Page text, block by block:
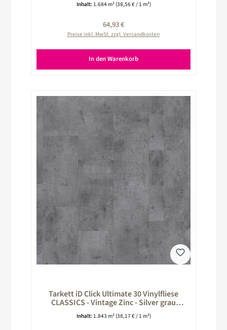
Inhalt: 1.684 m² (38,56 € / 1 m²)
Regulärer Preis:
64,93 €
Preise inkl. MwSt. zzgl. Versandkosten
In den Warenkorb
Tarkett iD Click Ultimate 30 Vinylfliese
CLASSICS - Vintage Zinc - Silver grau
260024040
Inhalt: 1.843 m² (38,17 € / 1 m²)